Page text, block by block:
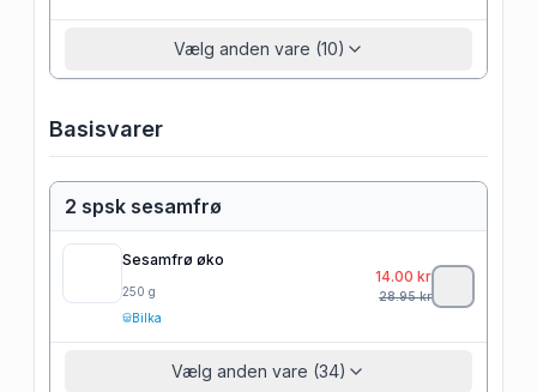
Vælg anden vare (10)
Basisvarer
2 spsk sesamfrø
Sesamfrø øko
250 g
Bilka
14.00 kr
28.95kr
Vælg anden vare (34)